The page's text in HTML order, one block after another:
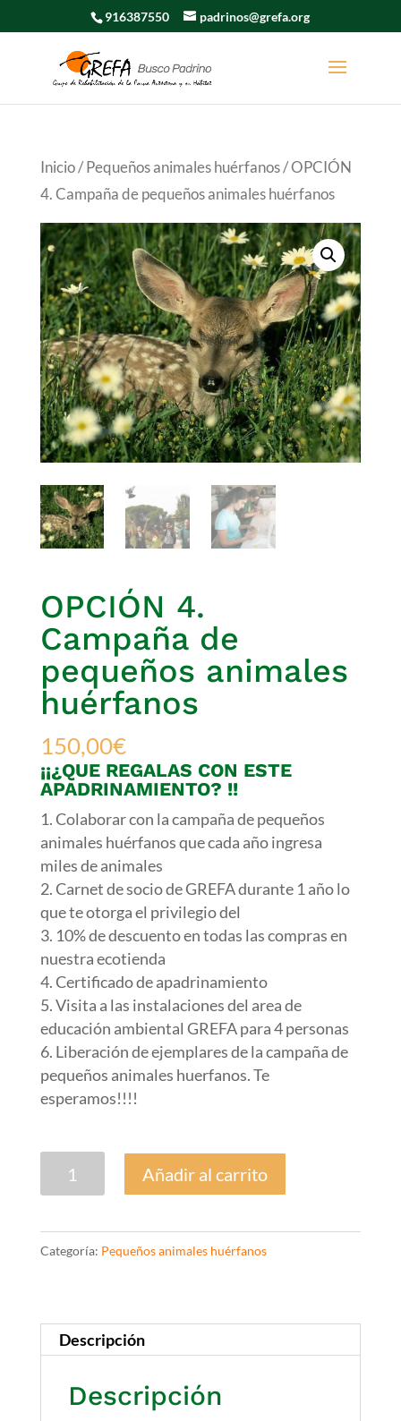
916387550 padrinos@grefa.org
Inicio/ Pequeños animales huérfanos/ OPCIÓN
4. Campaña de pequeños animales huérfanos
OPCIÓN 4.
Campaña de
pequeños animales
huérfanos
150,00€
¡¡¿QUE REGALAS CON ESTE
APADRINAMIENTO? !!
Colaborar con la campaña de pequeños
animales huérfanos que cada año ingresa
miles de animales
Carnet de socio de GREFA durante 1 año lo
que te otorga el privilegio del
10% de descuento en todas las compras en
nuestra ecotienda
Certificado de apadrinamiento
Visita a las instalaciones del area de
educación ambiental GREFA para 4 personas
Liberación de ejemplares de la campaña de
pequeños animales huerfanos. Te
esperamos!!!!
OPCIÓN
4.
de
huérfanos
cantidad
Añadir al carrito
Categoría: Pequeños animales huérfanos
Descripción
Descripción